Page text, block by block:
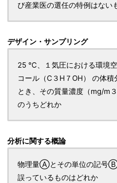
び産業医の選任の特例はない
デザイン・サンプリング
25 ℃、１気圧における環境
コール（C３H７OH） の体
とき、その質量濃度（mg/m
のうちどれか
分析に関する概論
物理量Ⓐとその単位の記号Ⓑ
誤っているものはどれか